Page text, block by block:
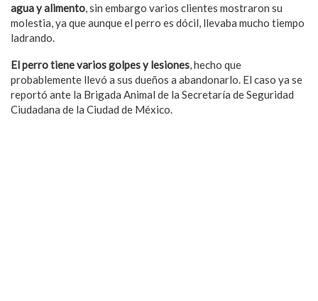
agua y alimento, sin embargo varios clientes mostraron su
molestia, ya que aunque el perro es dócil, llevaba mucho tiempo
ladrando.
El perro tiene varios golpes y lesiones, hecho que
probablemente llevó a sus dueños a abandonarlo. El caso ya se
reportó ante la Brigada Animal de la Secretaría de Seguridad
Ciudadana de la Ciudad de México.